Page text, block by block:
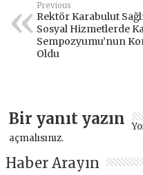
Previous
Rektör Karabulut
Sosyal Hizmetlerde
Sempozyumu’nun
Oldu
Bir yanıt yazın
açmalısınız.
Haber Arayın